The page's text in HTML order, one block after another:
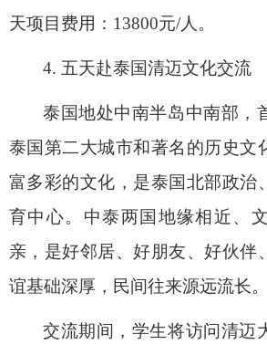
天项目费用： 13800元/人。
4. 五天赴泰国清迈文化交流
泰国地处中南半岛中南部，
泰国第二大城市和著名的历史文
富多彩的文化，是泰国北部政治
育中心。中泰两国地缘相近、
亲，是好邻居、好朋友、好伙伴
谊基础深厚，民间往来源远流长。
交流期间，学生将访问清迈